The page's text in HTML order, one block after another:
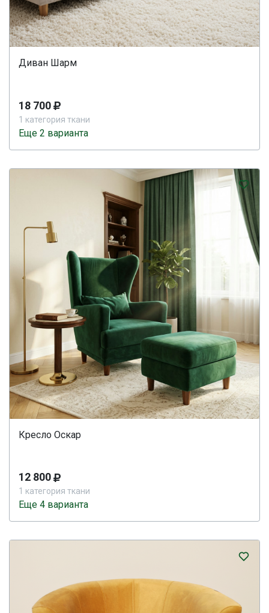
Диван Шарм
18 700
1 категория ткани
Еще 2 варианта
Кресло Оскар
12 800
1 категория ткани
Еще 4 варианта